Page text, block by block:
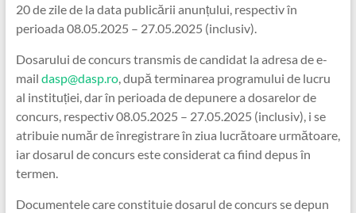
20 de zile de la data publicării anunțului, respectiv în
perioada 08.05.2025 – 27.05.2025 (inclusiv).
Dosarului de concurs transmis de candidat la adresa de e-
mail dasp@dasp.ro, după terminarea programului de lucru
al instituției, dar în perioada de depunere a dosarelor de
concurs, respectiv 08.05.2025 – 27.05.2025 (inclusiv), i se
atribuie număr de înregistrare în ziua lucrătoare următoare,
iar dosarul de concurs este considerat ca fiind depus în
termen.
Documentele care constituie dosarul de concurs se depun